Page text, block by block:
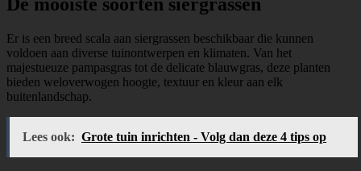
De mooiste soorten siergrassen
Er is een breed scala aan siergrassen beschikbaar die kunnen
voldoen aan diverse tuinontwerpen en klimaten. Van het
majestueuze pampasgras tot de delicate blauwgras, deze planten
bieden weloverwogen hoogte, textuur en kleur aan elk
buitenlandschap.
Lees ook: Grote tuin inrichten - Volg dan deze 4 tips op